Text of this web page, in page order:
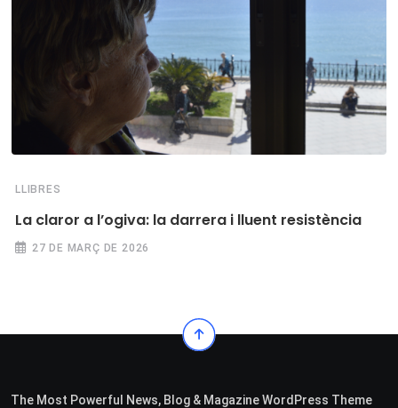
LLIBRES
La claror a l’ogiva: la darrera i lluent resistència
27 DE MARÇ DE 2026
The Most Powerful News, Blog & Magazine WordPress Theme